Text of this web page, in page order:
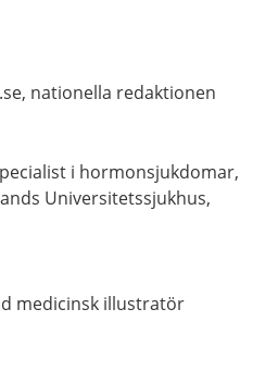
nationella redaktionen
i hormonsjukdomar,
Universitetssjukhus,
medicinsk illustratör